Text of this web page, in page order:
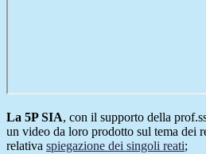
La 5P SIA, con il supporto della
un video da loro prodotto sul tema dei
relativa spiegazione dei singoli reati;